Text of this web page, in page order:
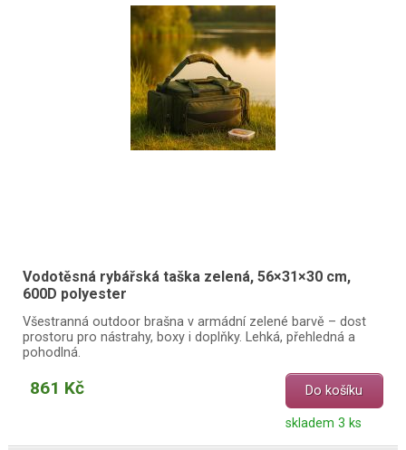
Vodotěsná rybářská taška zelená, 56×31×30 cm,
600D polyester
Všestranná outdoor brašna v armádní zelené barvě – dost
prostoru pro nástrahy, boxy i doplňky. Lehká, přehledná a
pohodlná.
861 Kč Do košíku
skladem 3 ks